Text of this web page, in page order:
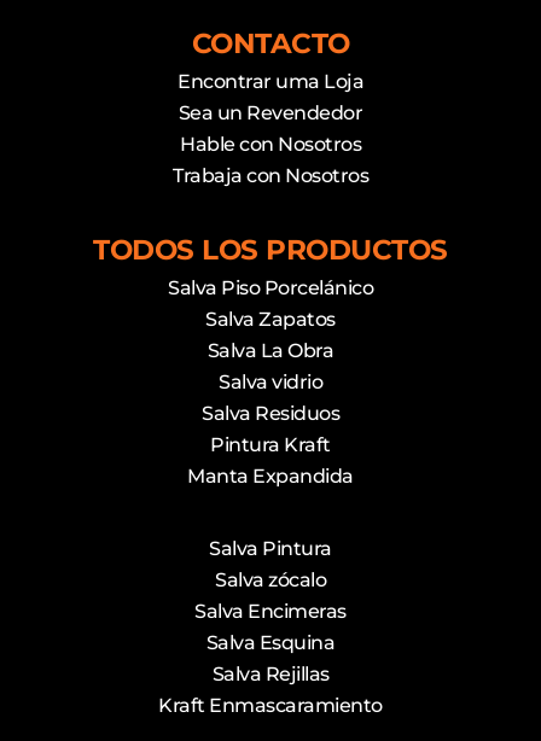
CONTACTO
Encontrar uma Loja
Sea un Revendedor
Hable con Nosotros
Trabaja con Nosotros
TODOS LOS PRODUCTOS
Salva Piso Porcelánico
Salva Zapatos
Salva La Obra
Salva vidrio
Salva Residuos
Pintura Kraft
Manta Expandida
Salva Pintura
Salva zócalo
Salva Encimeras
Salva Esquina
Salva Rejillas
Kraft Enmascaramiento